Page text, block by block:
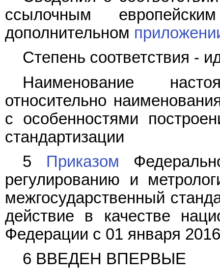
ссылочным
дополнительном
Степень соответствия -
Наименование
относительно
с особенностями
стандартизации
5 Приказом
регулированию и
межгосударственный
действие в качестве
Федерации с 01 января 2016
6 ВВЕДЕН ВПЕРВЫЕ